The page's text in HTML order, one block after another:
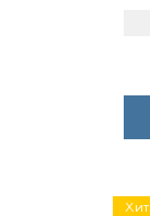
Хит